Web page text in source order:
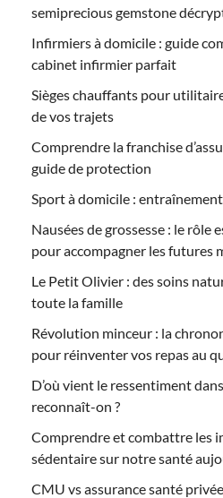
semiprecious gemstone
Infirmiers à domicile : guide
cabinet infirmier parfait
Sièges chauffants pour
de vos trajets
Comprendre la franchise
guide de protection
Sport à domicile :
Nausées de grossesse : le rôle
pour accompagner les futures
Le Petit Olivier : des soins
toute la famille
Révolution minceur : la
pour réinventer vos repas au
D’où vient le ressentiment
reconnaît-on ?
Comprendre et combattre les
sédentaire sur notre santé
CMU vs assurance santé